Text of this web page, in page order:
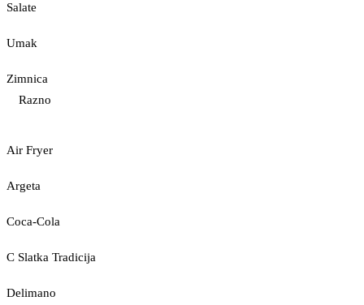
Salate
Umak
Zimnica
Razno
Air Fryer
Argeta
Coca-Cola
C Slatka Tradicija
Delimano